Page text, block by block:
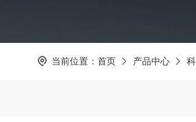
当前位置： 首页 产品中心